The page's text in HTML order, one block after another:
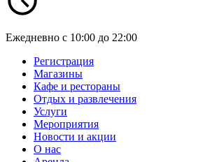
Ежедневно с 10:00 до 22:00
Регистрация
Магазины
Кафе и рестораны
Отдых и развлечения
Услуги
Мероприятия
Новости и акции
О нас